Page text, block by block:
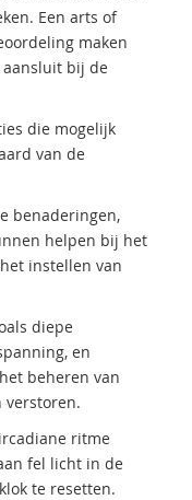
Een arts of
maken
bij de
die mogelijk
van de
benaderingen,
helpen bij het
instellen van
diepe
en
beheren van
verstoren.
ritme
fel licht in de
te resetten.